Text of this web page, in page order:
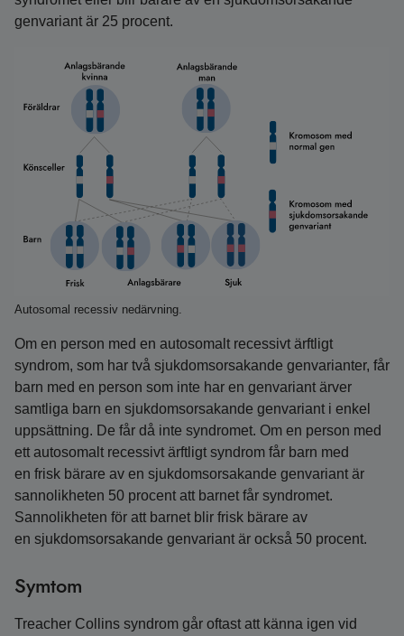
genvariant är 25 procent.
Autosomal recessiv nedärvning.
Om en person med en autosomalt recessivt ärftligt
syndrom, som har två sjukdomsorsakande genvarianter, får
barn med en person som inte har en genvariant ärver
samtliga barn en sjukdomsorsakande genvariant i enkel
uppsättning. De får då inte syndromet. Om en person med
ett autosomalt recessivt ärftligt syndrom får barn med
en frisk bärare av en sjukdomsorsakande genvariant är
sannolikheten 50 procent att barnet får syndromet.
Sannolikheten för att barnet blir frisk bärare av
en sjukdomsorsakande genvariant är också 50 procent.
Symtom
Treacher Collins syndrom går oftast att känna igen vid